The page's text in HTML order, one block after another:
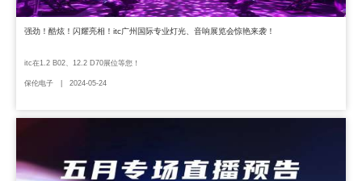
强劲！酷炫！闪耀亮相！itc广州国际专业灯光、音响展览会惊艳来袭！
itc在1.2 B02、12.2 D70展位等您！
保伦电子 | 2024-05-24